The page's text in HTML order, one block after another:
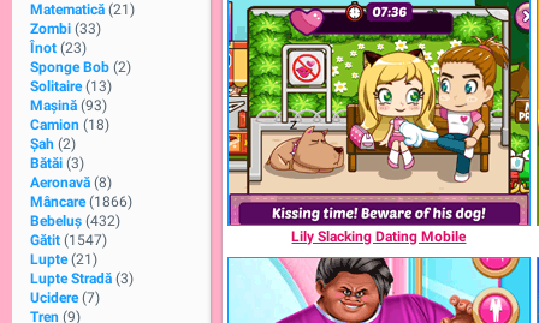
Matematică (21)
Zombi (33)
Înot (23)
Sponge Bob (2)
Solitaire (13)
Maşină (93)
Camion (18)
Şah (2)
Bătăi (3)
Aeronavă (8)
Mâncare (1866)
Bebeluș (432)
Gătit (1547)
Lupte (21)
Lupte Stradă (3)
Ucidere (7)
Tren (9)
Lily Slacking Dating Mobile